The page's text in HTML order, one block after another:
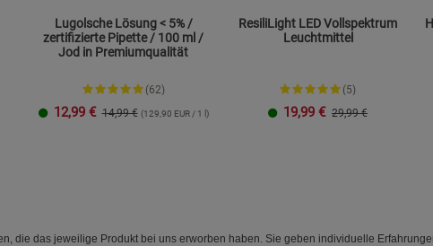
Lugolsche Lösung < 5% /
zertifizierte Pipette / 100 ml /
Jod in Premiumqualität
(62)
12,99 € 14,99 € (129,90 EUR / 1 l)
ResiliLight LED Vollspektrum
Leuchtmittel
(5)
19,99 € 29,99 €
die das jeweilige Produkt bei uns erworben haben. Sie geben individuelle
Marketing Cookies (3) Marketing Cookies